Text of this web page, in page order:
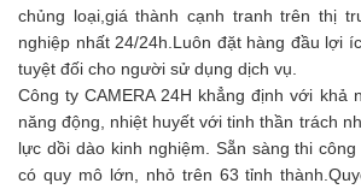
chủng loại,giá thành cạnh tranh trên thị
nghiệp nhất 24/24h.Luôn đặt hàng đầu lợi
tuyệt đối cho người sử dụng dịch vụ.
Công ty CAMERA 24H khẳng định với khả
năng động, nhiệt huyết với tinh thần trách
lực dồi dào kinh nghiệm. Sẵn sàng thi
có quy mô lớn, nhỏ trên 63 tỉnh